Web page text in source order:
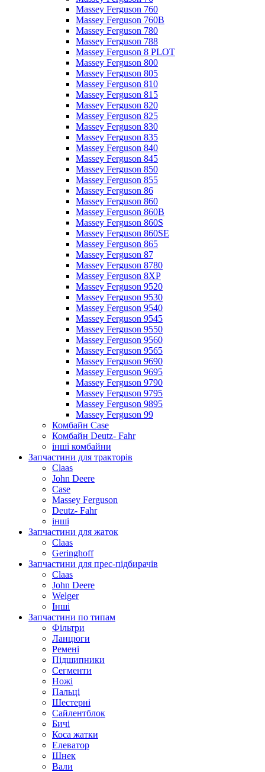
Massey Ferguson 760
Massey Ferguson 760B
Massey Ferguson 780
Massey Ferguson 788
Massey Ferguson 8 PLOT
Massey Ferguson 800
Massey Ferguson 805
Massey Ferguson 810
Massey Ferguson 815
Massey Ferguson 820
Massey Ferguson 825
Massey Ferguson 830
Massey Ferguson 835
Massey Ferguson 840
Massey Ferguson 845
Massey Ferguson 850
Massey Ferguson 855
Massey Ferguson 86
Massey Ferguson 860
Massey Ferguson 860B
Massey Ferguson 860S
Massey Ferguson 860SE
Massey Ferguson 865
Massey Ferguson 87
Massey Ferguson 8780
Massey Ferguson 8XP
Massey Ferguson 9520
Massey Ferguson 9530
Massey Ferguson 9540
Massey Ferguson 9545
Massey Ferguson 9550
Massey Ferguson 9560
Massey Ferguson 9565
Massey Ferguson 9690
Massey Ferguson 9695
Massey Ferguson 9790
Massey Ferguson 9795
Massey Ferguson 9895
Massey Ferguson 99
Комбайн Case
Комбайн Deutz- Fahr
інші комбайни
Запчастини для тракторів
Claas
John Deere
Case
Massey Ferguson
Deutz- Fahr
інші
Запчастини для жаток
Claas
Geringhoff
Запчастини для прес-підбирачів
Claas
John Deere
Welger
Інші
Запчастини по типам
Фільтри
Ланцюги
Ремені
Підшипники
Сегменти
Ножі
Пальці
Шестерні
Сайлентблок
Бичі
Коса жатки
Елеватор
Шнек
Вали